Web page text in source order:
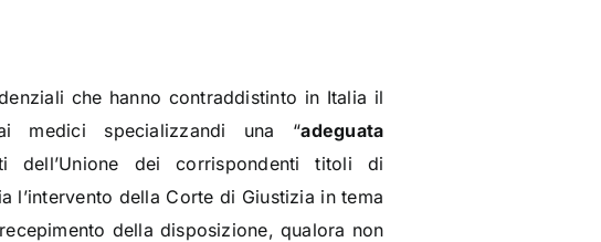
che hanno contraddistinto in Italia il
medici specializzandi una “adeguata
dell’Unione dei corrispondenti titoli di
l’intervento della Corte di Giustizia in tema
della disposizione, qualora non